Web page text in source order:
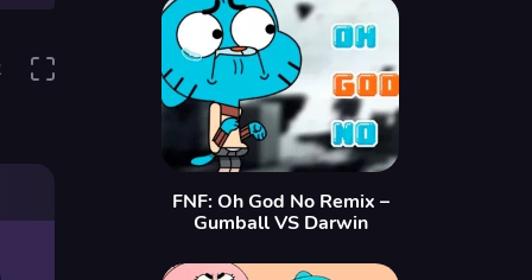
FNF: Oh God No Remix –
Gumball VS Darwin